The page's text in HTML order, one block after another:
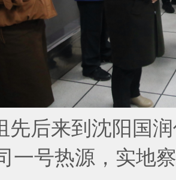
先后来到沈阳国
一号热源，实地